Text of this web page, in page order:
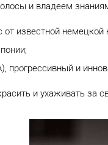
и владеем
известной немецкой
и
и ухаживать